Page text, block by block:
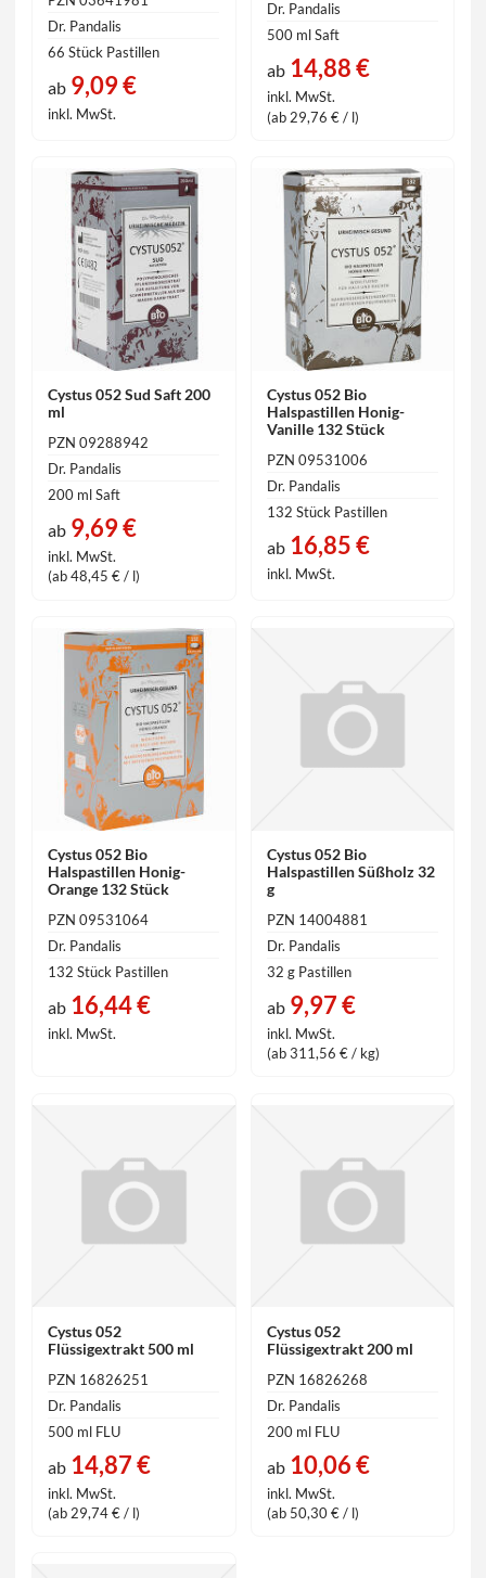
Dr. Pandalis
66 Stück Pastillen
ab 9,09 €
inkl. MwSt.
Dr. Pandalis
500 ml Saft
ab14,88 €
inkl. MwSt.
(ab 29,76 € / l)
Cystus 052 Sud Saft 200
ml
PZN 09288942
Dr. Pandalis
200 ml Saft
ab 9,69 €
inkl. MwSt.
(ab 48,45 € / l)
Cystus 052 Bio
Halspastillen Honig-
Vanille 132 Stück
PZN 09531006
Dr. Pandalis
132 Stück Pastillen
ab16,85 €
inkl. MwSt.
Cystus 052 Bio
Halspastillen Honig-
Orange 132 Stück
PZN 09531064
Dr. Pandalis
132 Stück Pastillen
ab 16,44 €
inkl. MwSt.
Cystus 052 Bio
Halspastillen Süßholz 32
g
PZN 14004881
Dr. Pandalis
32 g Pastillen
ab9,97 €
inkl. MwSt.
(ab 311,56 € / kg)
Cystus 052
Flüssigextrakt 500 ml
PZN 16826251
Dr. Pandalis
500 ml FLU
ab 14,87 €
inkl. MwSt.
(ab 29,74 € / l)
Cystus 052
Flüssigextrakt 200 ml
PZN 16826268
Dr. Pandalis
200 ml FLU
ab10,06 €
inkl. MwSt.
(ab 50,30 € / l)